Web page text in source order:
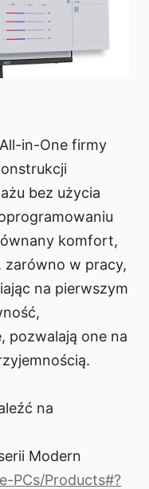
in-One firmy
bez użycia
komfort,
w pracy,
na pierwszym
pozwalają one na
na
Modern
PCs/Products#?